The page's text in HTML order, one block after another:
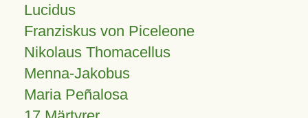
Lucidus
Franziskus von Piceleone
Nikolaus Thomacellus
Menna-Jakobus
Maria Peñalosa